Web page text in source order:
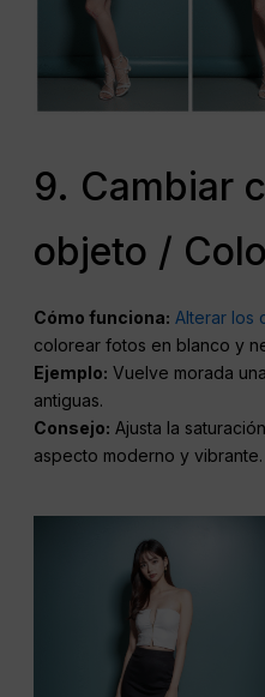
9. Cambiar
objeto /
Cómo funciona: Alterar los
colorear fotos en blanco y
Ejemplo: Vuelve morada
antiguas.
Consejo: Ajusta la
aspecto moderno y vibrante.